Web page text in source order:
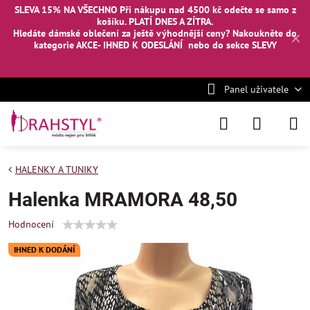
✕
SLEVA 15% NA VŠECHNO Při nákupu nad 4500 kč odečte se samo z
košíku. PLATÍ DNES A ZÍTRA.
Hledáte dámské oblečení za ještě výhodnější ceny? Nakoukněte do
kategorie AKCE- IHNED K ODESLÁNÍ nebo do sekce SLEVY
Panel uživatele
IHNED K DODÁNÍ
HALENKY A TUNIKY
Halenka MRAMORA 48,50
Hodnocení